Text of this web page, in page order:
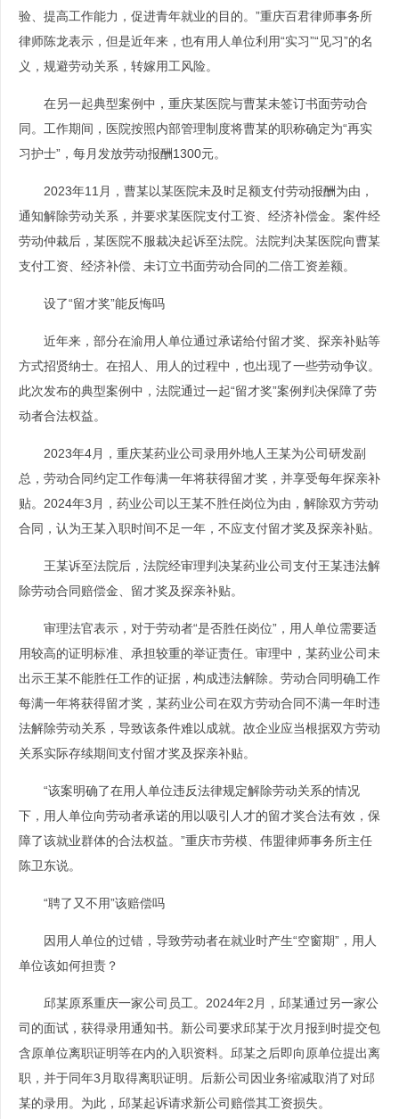
验、提高工作能力，促进青年就业的目的。”重庆百君律师事务所
律师陈龙表示，但是近年来，也有用人单位利用“实习”“见习”的名
义，规避劳动关系，转嫁用工风险。
在另一起典型案例中，重庆某医院与曹某未签订书面劳动合
同。工作期间，医院按照内部管理制度将曹某的职称确定为“再实
习护士”，每月发放劳动报酬1300元。
2023年11月，曹某以某医院未及时足额支付劳动报酬为由，
通知解除劳动关系，并要求某医院支付工资、经济补偿金。案件经
劳动仲裁后，某医院不服裁决起诉至法院。法院判决某医院向曹某
支付工资、经济补偿、未订立书面劳动合同的二倍工资差额。
设了“留才奖”能反悔吗
近年来，部分在渝用人单位通过承诺给付留才奖、探亲补贴等
方式招贤纳士。在招人、用人的过程中，也出现了一些劳动争议。
此次发布的典型案例中，法院通过一起“留才奖”案例判决保障了劳
动者合法权益。
2023年4月，重庆某药业公司录用外地人王某为公司研发副
总，劳动合同约定工作每满一年将获得留才奖，并享受每年探亲补
贴。2024年3月，药业公司以王某不胜任岗位为由，解除双方劳动
合同，认为王某入职时间不足一年，不应支付留才奖及探亲补贴。
王某诉至法院后，法院经审理判决某药业公司支付王某违法解
除劳动合同赔偿金、留才奖及探亲补贴。
审理法官表示，对于劳动者“是否胜任岗位”，用人单位需要适
用较高的证明标准、承担较重的举证责任。审理中，某药业公司未
出示王某不能胜任工作的证据，构成违法解除。劳动合同明确工作
每满一年将获得留才奖，某药业公司在双方劳动合同不满一年时违
法解除劳动关系，导致该条件难以成就。故企业应当根据双方劳动
关系实际存续期间支付留才奖及探亲补贴。
“该案明确了在用人单位违反法律规定解除劳动关系的情况
下，用人单位向劳动者承诺的用以吸引人才的留才奖合法有效，保
障了该就业群体的合法权益。”重庆市劳模、伟盟律师事务所主任
陈卫东说。
“聘了又不用”该赔偿吗
因用人单位的过错，导致劳动者在就业时产生“空窗期”，用人
单位该如何担责？
邱某原系重庆一家公司员工。2024年2月，邱某通过另一家公
司的面试，获得录用通知书。新公司要求邱某于次月报到时提交包
含原单位离职证明等在内的入职资料。邱某之后即向原单位提出离
职，并于同年3月取得离职证明。后新公司因业务缩减取消了对邱
某的录用。为此，邱某起诉请求新公司赔偿其工资损失。